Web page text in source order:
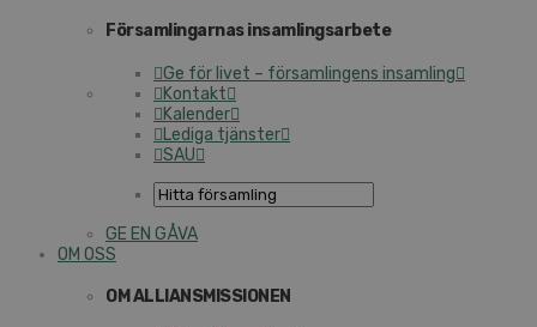
Församlingarnas insamlingsarbete
Ge för livet – församlingens insamling
Kontakt
Kalender
Lediga tjänster
SAU
GE EN GÅVA
OM OSS
OM ALLIANSMISSIONEN